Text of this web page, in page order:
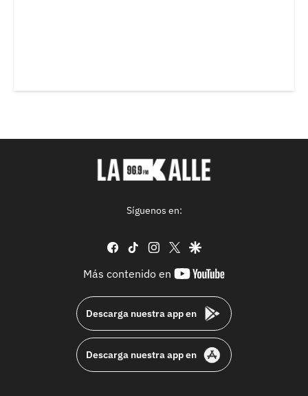
Síguenos en:
facebook
tiktok instagram
twittergoogle
Más contenido en
youtube-
Descarga nuestra app en
Descarga nuestra app en